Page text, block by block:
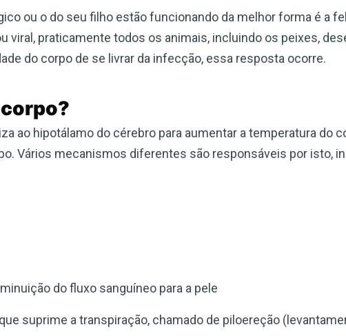
ou o do seu filho estão funcionando da melhor forma é a
viral, praticamente todos os animais, incluindo os peixes,
do corpo de se livrar da infecção, essa resposta ocorre.
ao hipotálamo do cérebro para aumentar a temperatura do
Vários mecanismos diferentes são responsáveis por isto,
do fluxo sanguíneo para a pele
suprime a transpiração, chamado de piloereção